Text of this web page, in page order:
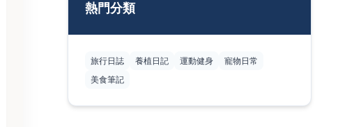
熱門分類
旅行日誌 養植日記 運動健身
寵物日常
美食筆記